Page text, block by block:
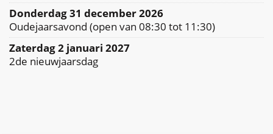
donderdag 31 december 2026
Oudejaarsavond (open van 08:30 tot 11:30)
zaterdag 2 januari 2027
2de nieuwjaarsdag